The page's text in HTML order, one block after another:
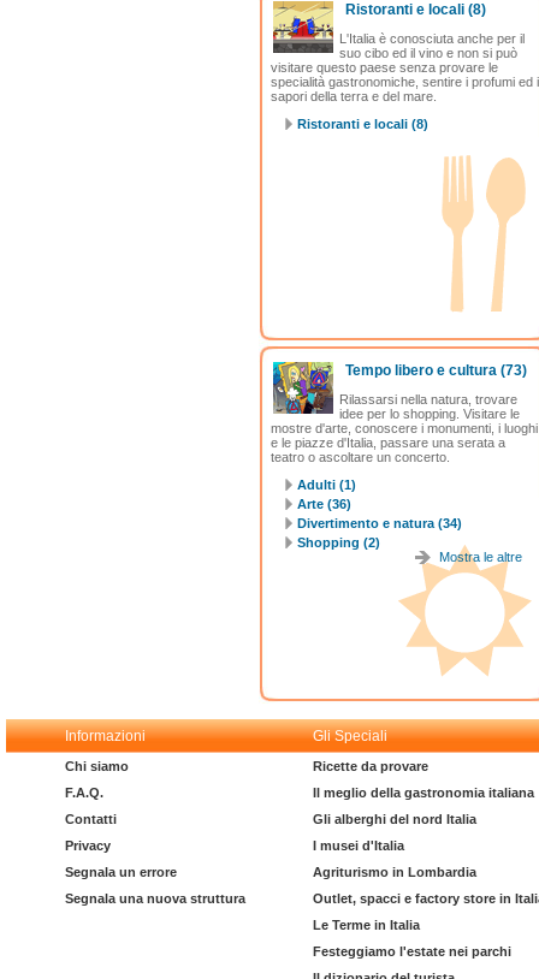
Ristoranti e locali (8)
L'Italia è conosciuta anche per il
suo cibo ed il vino e non si può
visitare questo paese senza provare le
specialità gastronomiche, sentire i profumi ed i
sapori della terra e del mare.
Ristoranti e locali (8)
Tempo libero e cultura (73)
Rilassarsi nella natura, trovare
idee per lo shopping. Visitare le
mostre d'arte, conoscere i monumenti, i luoghi
e le piazze d'Italia, passare una serata a
teatro o ascoltare un concerto.
Adulti (1)
Arte (36)
Divertimento e natura (34)
Shopping (2)
Mostra le altre
Informazioni Gli Speciali
Chi siamo
F.A.Q.
Contatti
Privacy
Segnala un errore
Segnala una nuova struttura
Ricette da provare
Il meglio della gastronomia italiana
Gli alberghi del nord Italia
I musei d'Italia
Agriturismo in Lombardia
Outlet, spacci e factory store in
Le Terme in Italia
Festeggiamo l'estate nei parchi